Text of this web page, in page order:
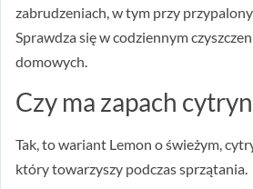
zabrudzeniach, w tym przy
Sprawdza się w codziennym
domowych.
Czy ma zapach
Tak, to wariant Lemon o świeżym,
który towarzyszy podczas sprzątania.